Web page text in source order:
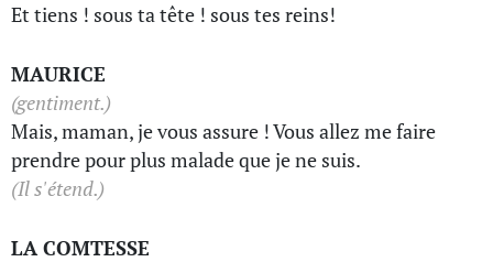
Et tiens ! sous ta tête ! sous tes reins!
MAURICE
(gentiment.)
Mais, maman, je vous assure ! Vous allez me faire
prendre pour plus malade que je ne suis.
(Il s'étend.)
LA COMTESSE